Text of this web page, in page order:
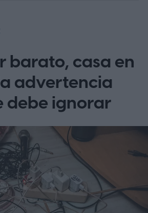
barato, casa en
advertencia
debe ignorar